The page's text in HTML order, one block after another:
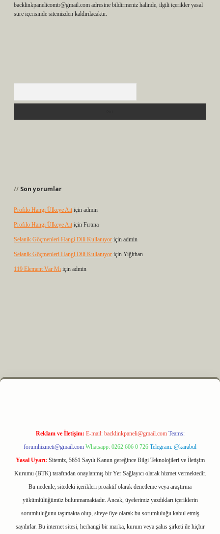
backlinkpanelicomtr@gmail.com adresine bildirmeniz halinde, ilgili içerikler yasal
süre içerisinde sitemizden kaldırılacaktır.
Son yorumlar
Profilo Hangi Ülkeye Ait için admin
Profilo Hangi Ülkeye Ait için Fırtına
Selanik Göçmenleri Hangi Dili Kullanıyor için admin
Selanik Göçmenleri Hangi Dili Kullanıyor için Yiğithan
119 Element Var Mı için admin
m elexbet
Reklam ve İletişim: E-mail: backlinkpaneli@gmail.com Teams:
forumhizmeti@gmail.com Whatsapp: 0262 606 0 726 Telegram: @karabul
Yasal Uyarı: Sitemiz, 5651 Sayılı Kanun gereğince Bilgi Teknolojileri ve İletişim
Kurumu (BTK) tarafından onaylanmış bir Yer Sağlayıcı olarak hizmet vermektedir.
Bu nedenle, sitedeki içerikleri proaktif olarak denetleme veya araştırma
yükümlülüğümüz bulunmamaktadır. Ancak, üyelerimiz yazdıkları içeriklerin
sorumluluğunu taşımakta olup, siteye üye olarak bu sorumluluğu kabul etmiş
sayılırlar. Bu internet sitesi, herhangi bir marka, kurum veya şahıs şirketi ile hiçbir